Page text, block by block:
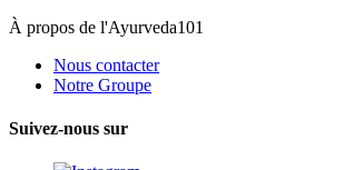
À propos de l'Ayurveda101
Nous contacter
Notre Groupe
Suivez-nous sur